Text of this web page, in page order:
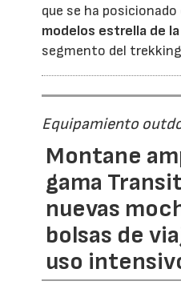
que se ha
modelos estrella de
segmento del
Equipamiento
Montane
gama
nuevas
bolsas de
uso